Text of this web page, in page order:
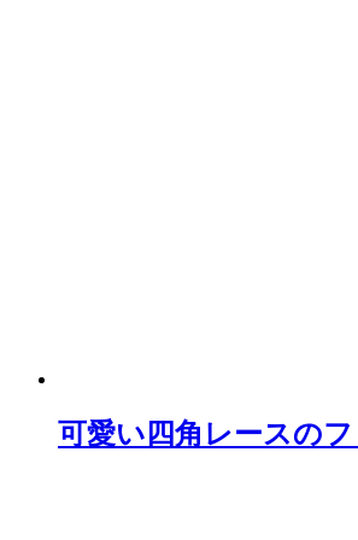
可愛い四角レースの